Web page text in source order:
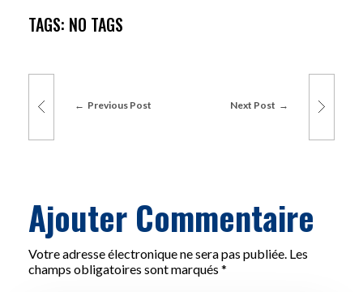
TAGS: NO TAGS
Previous Post Next Post
Ajouter Commentaire
Votre adresse électronique ne sera pas publiée. Les
champs obligatoires sont marqués *